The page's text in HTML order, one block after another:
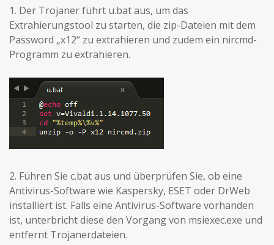
1. Der Trojaner führt u.bat aus, um das
Extrahierungstool zu starten, die zip-Dateien mit dem
Password „x12“ zu extrahieren und zudem ein nircmd-
Programm zu extrahieren.
2. Führen Sie c.bat aus und überprüfen Sie, ob eine
Antivirus-Software wie Kaspersky, ESET oder DrWeb
installiert ist. Falls eine Antivirus-Software vorhanden
ist, unterbricht diese den Vorgang von msiexec.exe und
entfernt Trojanerdateien.